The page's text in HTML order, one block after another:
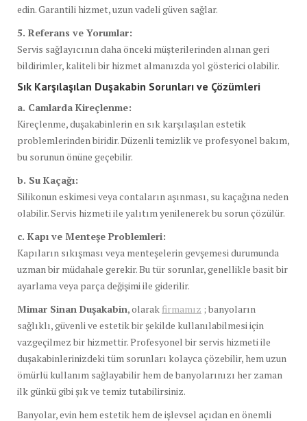
edin. Garantili hizmet, uzun vadeli güven sağlar.
5. Referans ve Yorumlar:
Servis sağlayıcının daha önceki müşterilerinden alınan geri
bildirimler, kaliteli bir hizmet almanızda yol gösterici olabilir.
Sık Karşılaşılan Duşakabin Sorunları ve Çözümleri
a. Camlarda Kireçlenme:
Kireçlenme, duşakabinlerin en sık karşılaşılan estetik
problemlerinden biridir. Düzenli temizlik ve profesyonel bakım,
bu sorunun önüne geçebilir.
b. Su Kaçağı:
Silikonun eskimesi veya contaların aşınması, su kaçağına neden
olabilir. Servis hizmeti ile yalıtım yenilenerek bu sorun çözülür.
c. Kapı ve Menteşe Problemleri:
Kapıların sıkışması veya menteşelerin gevşemesi durumunda
uzman bir müdahale gerekir. Bu tür sorunlar, genellikle basit bir
ayarlama veya parça değişimi ile giderilir.
Mimar Sinan Duşakabin, olarak firmamız ; banyoların
sağlıklı, güvenli ve estetik bir şekilde kullanılabilmesi için
vazgeçilmez bir hizmettir. Profesyonel bir servis hizmeti ile
duşakabinlerinizdeki tüm sorunları kolayca çözebilir, hem uzun
ömürlü kullanım sağlayabilir hem de banyolarınızı her zaman
ilk günkü gibi şık ve temiz tutabilirsiniz.
Banyolar, evin hem estetik hem de işlevsel açıdan en önemli